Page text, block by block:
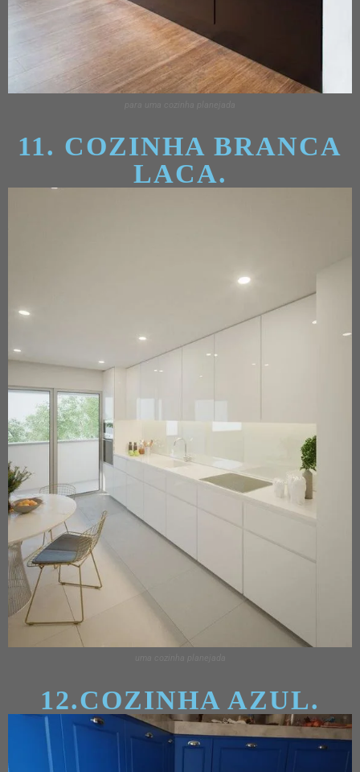
11. COZINHA BRANCA
LACA.
12.COZINHA AZUL.